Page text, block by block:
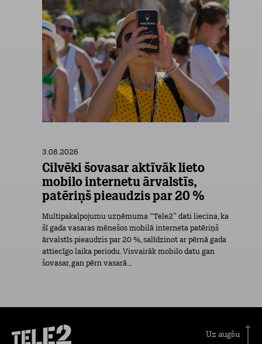
3.08.2026
Cilvēki šovasar aktīvāk lieto
mobilo internetu ārvalstīs,
patēriņš pieaudzis par 20 %
Multipakalpojumu uzņēmuma “Tele2” dati liecina, ka
šī gada vasaras mēnešos mobilā interneta patēriņš
ārvalstīs pieaudzis par 20 %, salīdzinot ar pērnā gada
attiecīgo laika periodu. Visvairāk mobilo datu gan
šovasar, gan pērn vasarā...
Uz augšu